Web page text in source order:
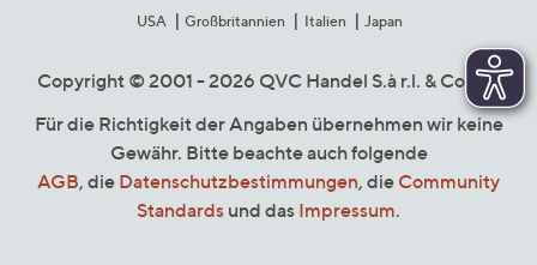
USA
Großbritannien Italien Japan
Copyright © 2001 - 2026 QVC Handel S.à r.l. & Co. KG
Für die Richtigkeit der Angaben übernehmen wir keine
Gewähr. Bitte beachte auch folgende
AGB, die Datenschutzbestimmungen, die Community
Standards und das Impressum.